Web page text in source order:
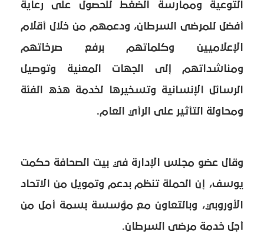
التوعية وممارسة الضغط للحصول على رعاية
أفضل للمرضى السرطان، ودعمهم من خلال أقلام
الإعلاميين وكلماتهم برفع صرخاتهم
ومناشداتهم إلى الجهات المعنية وتوصيل
الرسائل الإنسانية وتسخيرها لخدمة هذه الفئة
ومحاولة التأثير على الرأي العام.
وقال عضو مجلس الإدارة في بيت الصحافة حكمت
يوسف، إن الحملة تنظم بدعم وتمويل من الاتحاد
الأوروبي، وبالتعاون مع مؤسسة بسمة أمل من
أجل خدمة مرضى السرطان.